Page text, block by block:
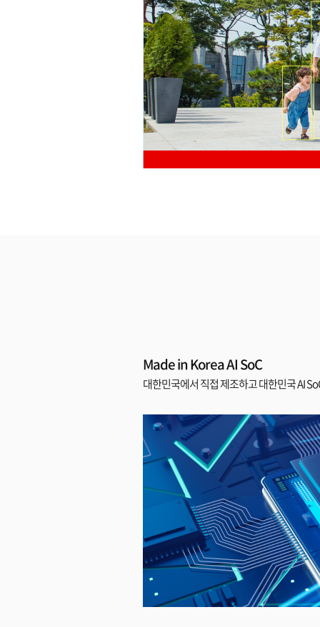
Made in Korea AI SoC
대한민국에서 직접 제조하고 대한민국 AI